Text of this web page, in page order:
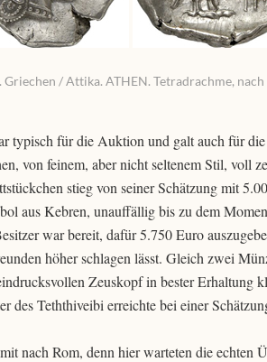
Griechen / Attika. ATHEN. Tetradrachme,
typisch für die Auktion und galt auch für
von feinem, aber nicht seltenem Stil, voll
stieg von seiner Schätzung mit
aus Kebren, unauffällig bis zu dem
war bereit, dafür 5.750 Euro
höher schlagen lässt. Gleich zwei
Zeuskopf in bester Erhaltung
des Teththiveibi erreichte bei einer
nach Rom, denn hier warteten die echten